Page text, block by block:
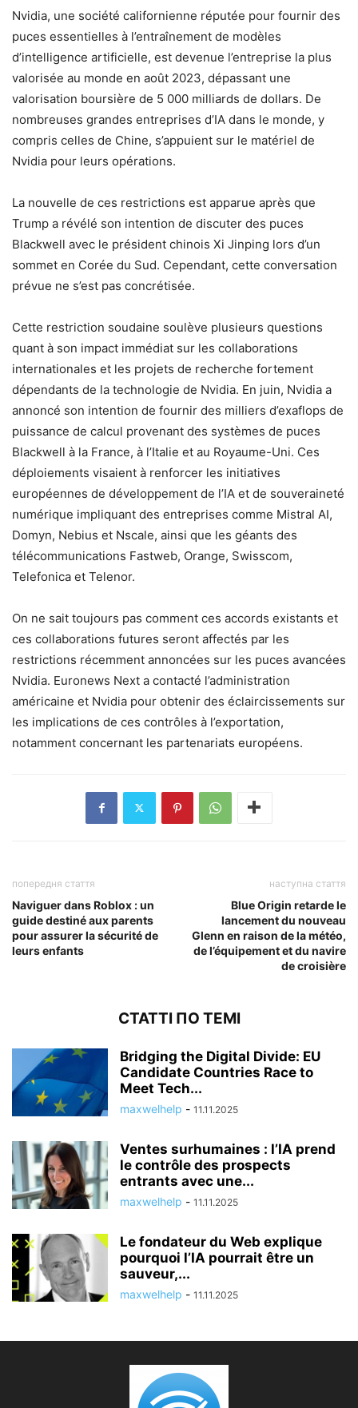
Nvidia, une société californienne réputée pour fournir des
puces essentielles à l’entraînement de modèles
d’intelligence artificielle, est devenue l’entreprise la plus
valorisée au monde en août 2023, dépassant une
valorisation boursière de 5 000 milliards de dollars. De
nombreuses grandes entreprises d’IA dans le monde, y
compris celles de Chine, s’appuient sur le matériel de
Nvidia pour leurs opérations.
La nouvelle de ces restrictions est apparue après que
Trump a révélé son intention de discuter des puces
Blackwell avec le président chinois Xi Jinping lors d’un
sommet en Corée du Sud. Cependant, cette conversation
prévue ne s’est pas concrétisée.
Cette restriction soudaine soulève plusieurs questions
quant à son impact immédiat sur les collaborations
internationales et les projets de recherche fortement
dépendants de la technologie de Nvidia. En juin, Nvidia a
annoncé son intention de fournir des milliers d’exaflops de
puissance de calcul provenant des systèmes de puces
Blackwell à la France, à l’Italie et au Royaume-Uni. Ces
déploiements visaient à renforcer les initiatives
européennes de développement de l’IA et de souveraineté
numérique impliquant des entreprises comme Mistral AI,
Domyn, Nebius et Nscale, ainsi que les géants des
télécommunications Fastweb, Orange, Swisscom,
Telefonica et Telenor.
On ne sait toujours pas comment ces accords existants et
ces collaborations futures seront affectés par les
restrictions récemment annoncées sur les puces avancées
Nvidia. Euronews Next a contacté l’administration
américaine et Nvidia pour obtenir des éclaircissements sur
les implications de ces contrôles à l’exportation,
notamment concernant les partenariats européens.
попередня стаття
Naviguer dans Roblox : un
guide destiné aux parents
pour assurer la sécurité de
leurs enfants
наступна стаття
Blue Origin retarde le
lancement du nouveau
Glenn en raison de la météo,
de l’équipement et du navire
de croisière
СТАТТІ ПО ТЕМІ
Bridging the Digital Divide: EU
Candidate Countries Race to
Meet Tech...
maxwelhelp - 11.11.2025
Ventes surhumaines : l’IA prend
le contrôle des prospects
entrants avec une...
maxwelhelp - 11.11.2025
Le fondateur du Web explique
pourquoi l’IA pourrait être un
sauveur,...
maxwelhelp - 11.11.2025